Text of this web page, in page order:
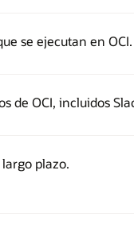
se ejecutan en OCI.
de OCI, incluidos
plazo.